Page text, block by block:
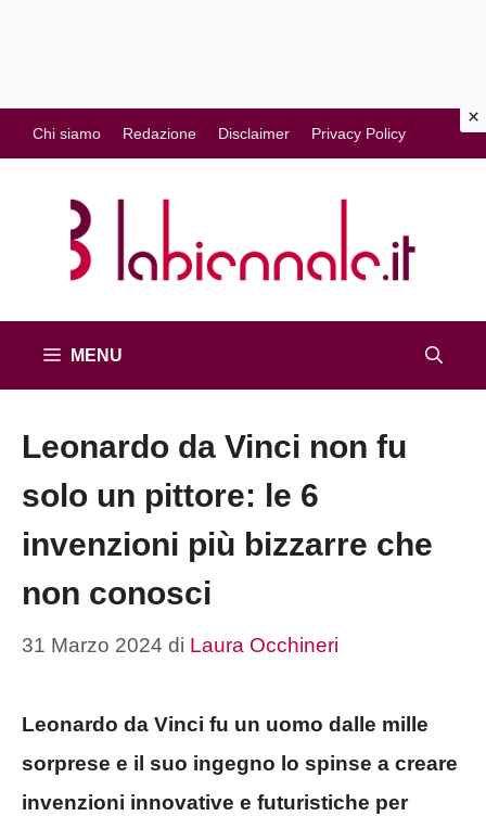
al
contenuto
Chi siamo Redazione Disclaimer Privacy Policy
MENU
Leonardo da Vinci non fu
solo un pittore: le 6
invenzioni più bizzarre che
non conosci
31 Marzo 2024 di Laura Occhineri
Leonardo da Vinci fu un uomo dalle mille
sorprese e il suo ingegno lo spinse a creare
invenzioni innovative e futuristiche per